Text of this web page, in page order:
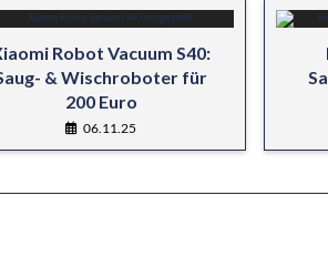
Robot Vacuum S40:
& Wischroboter für
200 Euro
06.11.25